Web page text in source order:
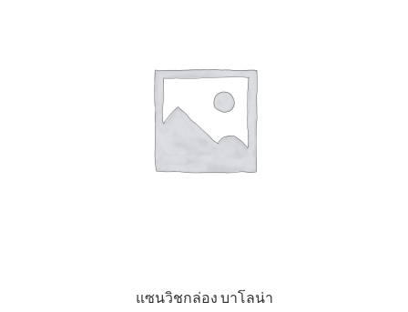
แซนวิชกล่อง บาโลน่า